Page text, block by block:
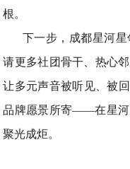
根。
下一步，成都星河
请更多社团骨干、热心
让多元声音被听见、被
品牌愿景所寄——在星河
聚光成炬。